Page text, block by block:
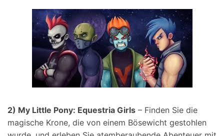
2) My Little Pony: Equestria Girls – Finden Sie die
magische Krone, die von einem Bösewicht gestohlen